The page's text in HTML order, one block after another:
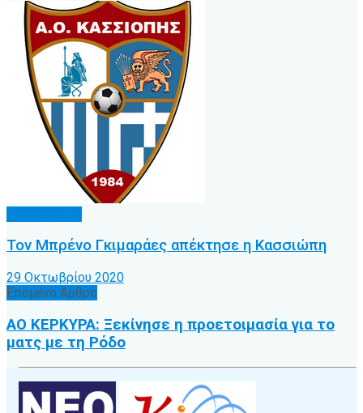
Τον Μπρένο Γκιμαράες απέκτησε η Κασσιώπη
29 Οκτωβρίου 2020
Επόμενο Άρθρο
ΑΟ ΚΕΡΚΥΡΑ: Ξεκίνησε η προετοιμασία για το
ματς με τη Ρόδο